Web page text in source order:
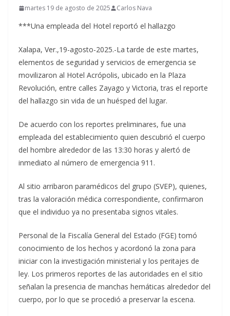
martes 19 de agosto de 2025 Carlos Nava
***Una empleada del Hotel reportó el hallazgo
Xalapa, Ver.,19-agosto-2025.-La tarde de este martes,
elementos de seguridad y servicios de emergencia se
movilizaron al Hotel Acrópolis, ubicado en la Plaza
Revolución, entre calles Zayago y Victoria, tras el reporte
del hallazgo sin vida de un huésped del lugar.
De acuerdo con los reportes preliminares, fue una
empleada del establecimiento quien descubrió el cuerpo
del hombre alrededor de las 13:30 horas y alertó de
inmediato al número de emergencia 911.
Al sitio arribaron paramédicos del grupo (SVEP), quienes,
tras la valoración médica correspondiente, confirmaron
que el individuo ya no presentaba signos vitales.
Personal de la Fiscalía General del Estado (FGE) tomó
conocimiento de los hechos y acordonó la zona para
iniciar con la investigación ministerial y los peritajes de
ley. Los primeros reportes de las autoridades en el sitio
señalan la presencia de manchas hemáticas alrededor del
cuerpo, por lo que se procedió a preservar la escena.